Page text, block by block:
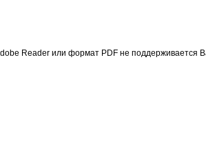
Reader или формат PDF не поддерживается